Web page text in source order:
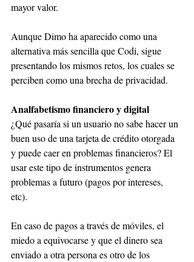
mayor valor.
Aunque Dimo ha aparecido como una
alternativa más sencilla que Codi, sigue
presentando los mismos retos, los cuales se
perciben como una brecha de privacidad.
Analfabetismo financiero y digital
¿Qué pasaría si un usuario no sabe hacer un
buen uso de una tarjeta de crédito otorgada
y puede caer en problemas financieros? El
usar este tipo de instrumentos genera
problemas a futuro (pagos por intereses,
etc).
En caso de pagos a través de móviles, el
miedo a equivocarse y que el dinero sea
enviado a otra persona es otro de los